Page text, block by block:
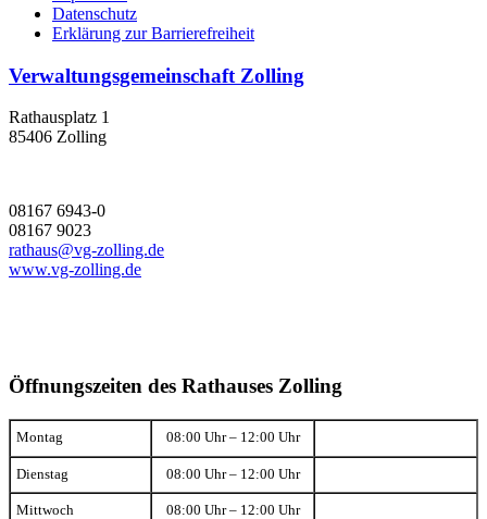
Datenschutz
Erklärung zur Barrierefreiheit
Verwaltungsgemeinschaft Zolling
Rathausplatz 1
85406 Zolling
08167 6943-0
08167 9023
rathaus@vg-zolling.de
www.vg-zolling.de
Öffnungszeiten des Rathauses Zolling
Montag 08:00 Uhr – 12:00 Uhr
Dienstag 08:00 Uhr – 12:00 Uhr
Mittwoch 08:00 Uhr – 12:00 Uhr